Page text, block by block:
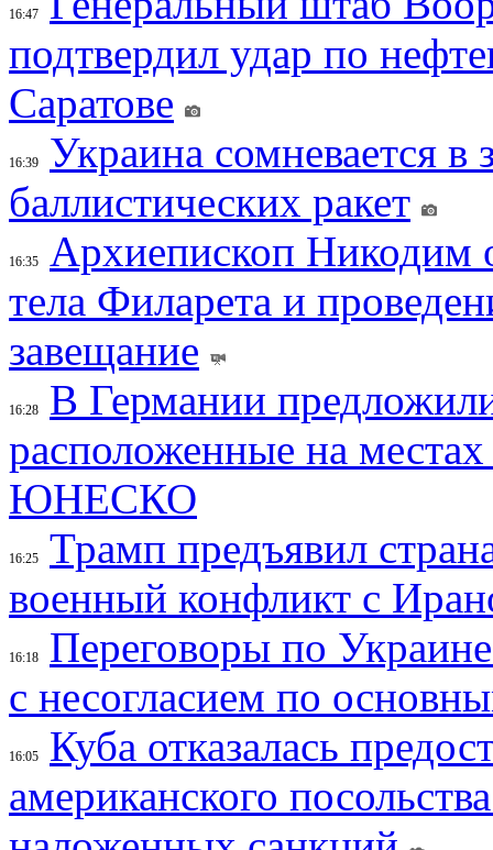
16:47
подтвердил удар по
Саратове
16:39
Украина сомневается в
баллистических ракет
16:35
Архиепископ
тела Филарета и
завещание
16:28
В Германии
расположенные на
ЮНЕСКО
16:25
Трамп предъявил
военный конфликт с
16:18
Переговоры по
с несогласием по
16:05
Куба отказалась
американского